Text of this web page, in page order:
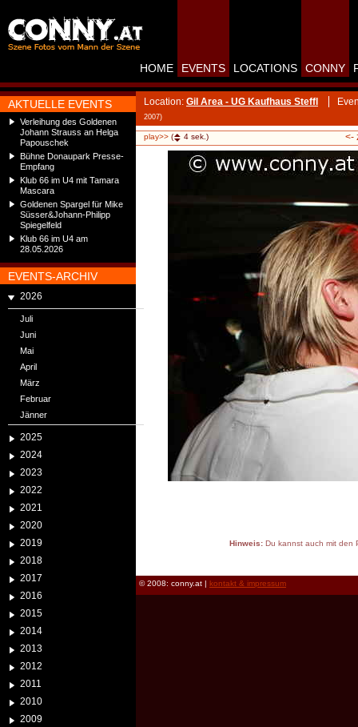
AKTUELLE EVENTS
Verleihung des Goldenen
Johann Strauss an Helga
Papouschek
Bühne Donaupark Presse-
Empfang
Klub 66 im U4 mit Tamara
Mascara
Goldenen Spargel für Mike
Süsser&Johann-Philipp
Spiegelfeld
Klub 66 im U4 am
28.05.2026
EVENTS-ARCHIV
2026
Juli
Juni
Mai
April
März
Februar
Jänner
2025
2024
2023
2022
2021
2020
2019
2018
2017
2016
2015
2014
2013
2012
2011
2010
2009
HOME EVENTS LOCATIONS CONNY
Location: Gil Area - UG Kaufhaus Steffl
2007)
play>> ( 4 sek.) <-
Hinweis:Du kannst auch mit den
© 2008: conny.at | kontakt & impressum